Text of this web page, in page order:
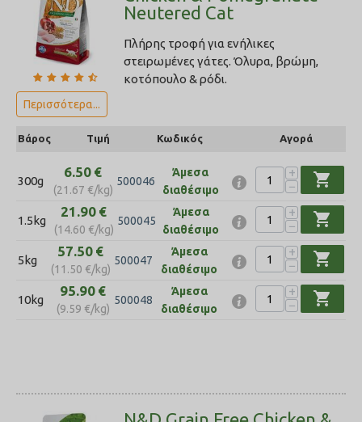
Neutered Cat
Πλήρης τροφή για ενήλικες
στειρωμένες γάτες. Όλυρα, βρώμη,
κοτόπουλο & ρόδι.
Περισσότερα...
Βάρος Τιμή Κωδικός Αγορά
300g
6.50 €
(21.67 €/kg)
500046
Άμεσα
διαθέσιμο
+
−
shopping_cart
1.5kg
21.90 €
(14.60 €/kg)
500045
Άμεσα
διαθέσιμο
+
−
shopping_cart
5kg
57.50 €
(11.50 €/kg)
500047
Άμεσα
διαθέσιμο
+
−
shopping_cart
10kg
95.90 €
(9.59 €/kg)
500048
Άμεσα
διαθέσιμο
+
−
shopping_cart